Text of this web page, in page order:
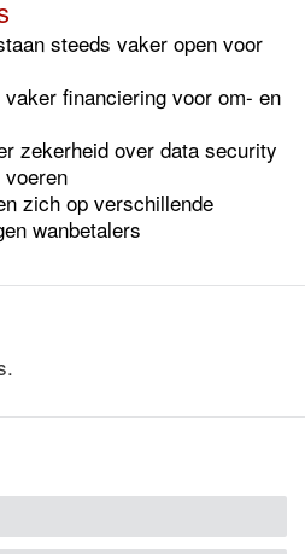
steeds vaker open voor
financiering voor om- en
zekerheid over data security
zich op verschillende
wanbetalers